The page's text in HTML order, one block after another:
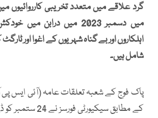
گرد علاقے میں متعدد تخریبی کارروائیوں
میں دسمبر 2023 میں درابن
اہلکاروں اور بے گناہ شہریوں کے اغوا اور
شامل ہیں۔
پاک فوج کے شعبہ تعلقات عامہ (آئی ایس
کے مطابق سیکیورٹی